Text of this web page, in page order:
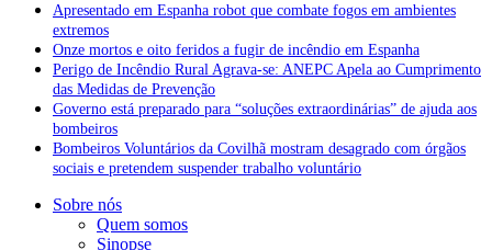
Apresentado em Espanha robot que combate fogos em ambientes
extremos
Onze mortos e oito feridos a fugir de incêndio em Espanha
Perigo de Incêndio Rural Agrava-se: ANEPC Apela ao Cumprimento
das Medidas de Prevenção
Governo está preparado para “soluções extraordinárias” de ajuda aos
bombeiros
Bombeiros Voluntários da Covilhã mostram desagrado com órgãos
sociais e pretendem suspender trabalho voluntário
Sobre nós
Quem somos
Sinopse